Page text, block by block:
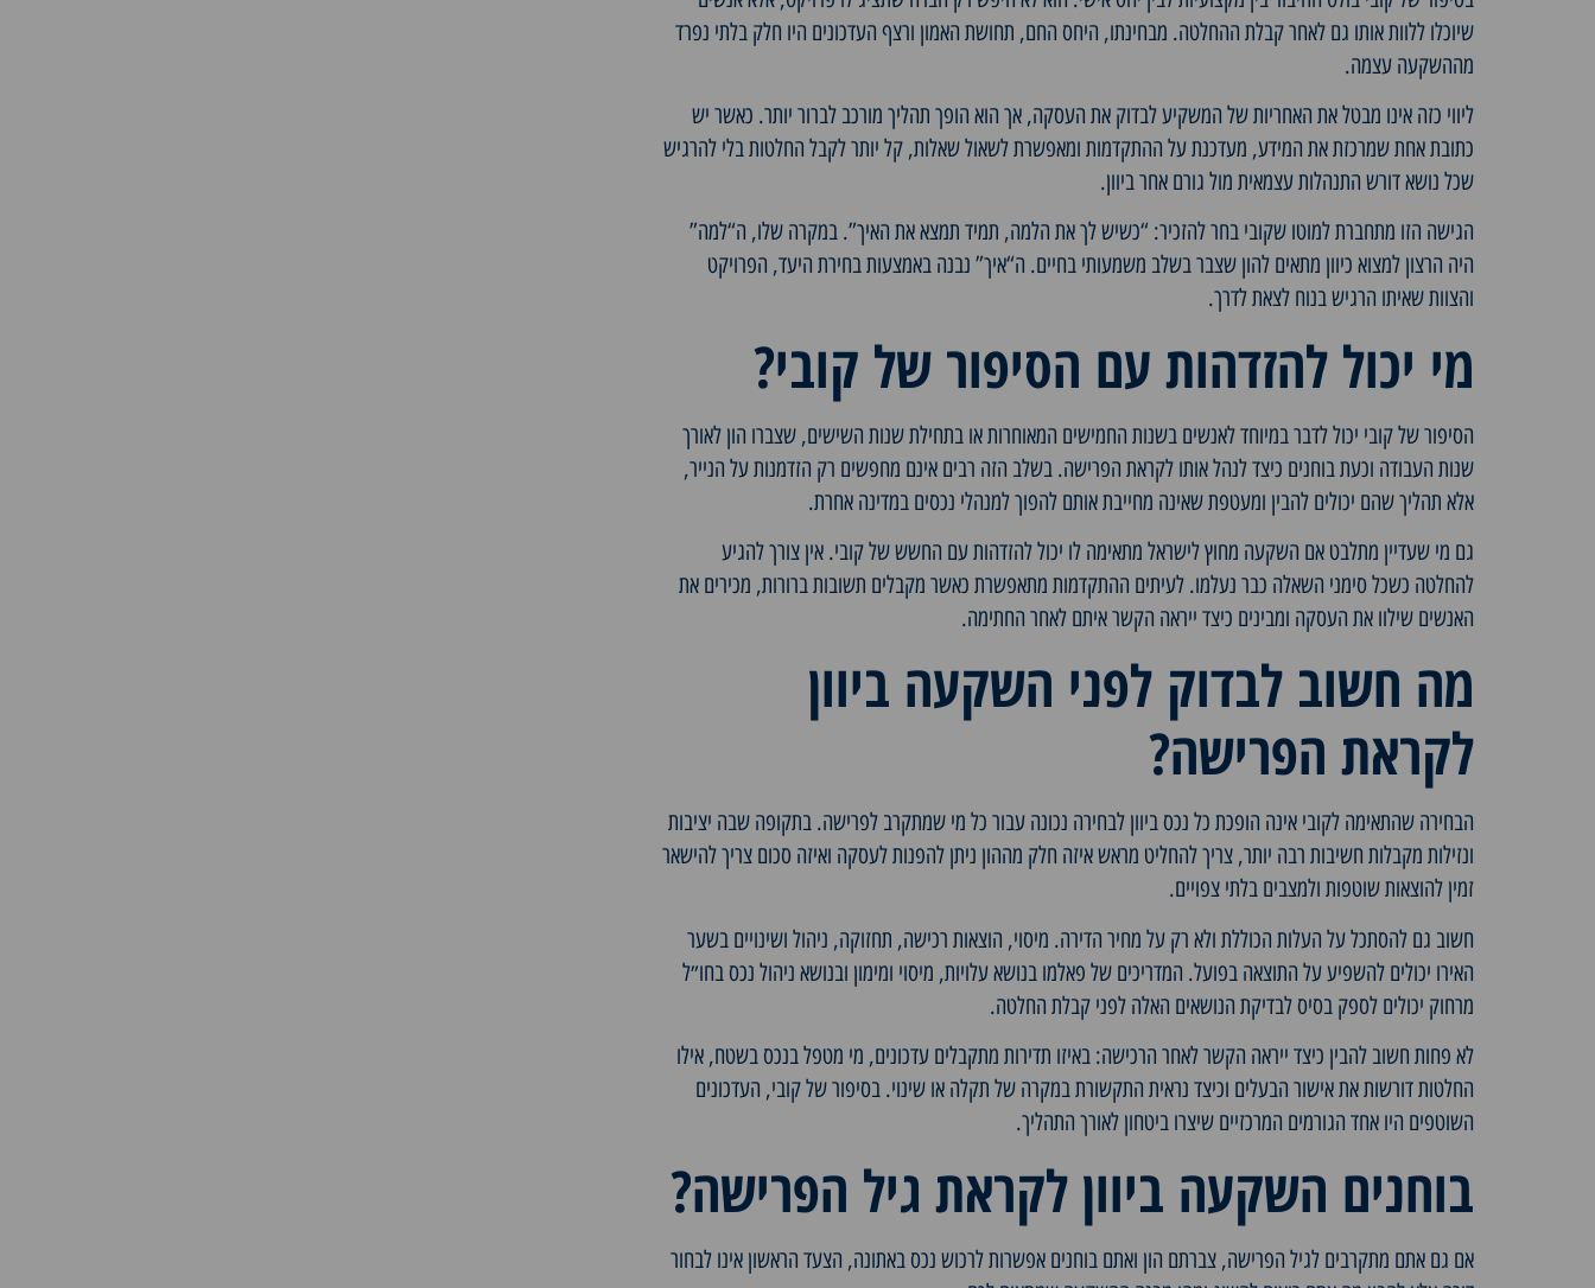
שיוכלו ללוות אותו גם לאחר קבלת ההחלטה. מבחינתו, היחס החם, תחושת האמון ורצף העדכונים היו חלק בלתי נפרד
מההשקעה עצמה.
ליווי כזה אינו מבטל את האחריות של המשקיע לבדוק את העסקה, אך הוא הופך תהליך מורכב לברור יותר. כאשר יש
כתובת אחת שמרכזת את המידע, מעדכנת על ההתקדמות ומאפשרת לשאול שאלות, קל יותר לקבל החלטות בלי להרגיש
שכל נושא דורש התנהלות עצמאית מול גורם אחר ביוון.
הגישה הזו מתחברת למוטו שקובי בחר להזכיר: “כשיש לך את הלמה, תמיד תמצא את האיך”. במקרה שלו, ה“למה”
היה הרצון למצוא כיוון מתאים להון שצבר בשלב משמעותי בחיים. ה“איך” נבנה באמצעות בחירת היעד, הפרויקט
והצוות שאיתו הרגיש בנוח לצאת לדרך.
מי יכול להזדהות עם הסיפור של קובי?
הסיפור של קובי יכול לדבר במיוחד לאנשים בשנות החמישים המאוחרות או בתחילת שנות השישים, שצברו הון לאורך
שנות העבודה וכעת בוחנים כיצד לנהל אותו לקראת הפרישה. בשלב הזה רבים אינם מחפשים רק הזדמנות על הנייר,
אלא תהליך שהם יכולים להבין ומעטפת שאינה מחייבת אותם להפוך למנהלי נכסים במדינה אחרת.
גם מי שעדיין מתלבט אם השקעה מחוץ לישראל מתאימה לו יכול להזדהות עם החשש של קובי. אין צורך להגיע
להחלטה כשכל סימני השאלה כבר נעלמו. לעיתים ההתקדמות מתאפשרת כאשר מקבלים תשובות ברורות, מכירים את
האנשים שילוו את העסקה ומבינים כיצד ייראה הקשר איתם לאחר החתימה.
מה חשוב לבדוק לפני השקעה ביוון
לקראת הפרישה?
הבחירה שהתאימה לקובי אינה הופכת כל נכס ביוון לבחירה נכונה עבור כל מי שמתקרב לפרישה. בתקופה שבה יציבות
ונזילות מקבלות חשיבות רבה יותר, צריך להחליט מראש איזה חלק מההון ניתן להפנות לעסקה ואיזה סכום צריך להישאר
זמין להוצאות שוטפות ולמצבים בלתי צפויים.
חשוב גם להסתכל על העלות הכוללת ולא רק על מחיר הדירה. מיסוי, הוצאות רכישה, תחזוקה, ניהול ושינויים בשער
האירו יכולים להשפיע על התוצאה בפועל. המדריכים של פאלמו בנושאעלויות, מיסוי ומימון ובנושא ניהול נכס בחו״ל
מרחוק יכולים לספק בסיס לבדיקת הנושאים האלה לפני קבלת החלטה.
לא פחות חשוב להבין כיצד ייראה הקשר לאחר הרכישה: באיזו תדירות מתקבלים עדכונים, מי מטפל בנכס בשטח, אילו
החלטות דורשות את אישור הבעלים וכיצד נראית התקשורת במקרה של תקלה או שינוי. בסיפור של קובי, העדכונים
השוטפים היו אחד הגורמים המרכזיים שיצרו ביטחון לאורך התהליך.
בוחנים השקעה ביוון לקראת גיל הפרישה?
אם גם אתם מתקרבים לגיל הפרישה, צברתם הון ואתם בוחנים אפשרות לרכוש נכס באתונה, הצעד הראשון אינו לבחור